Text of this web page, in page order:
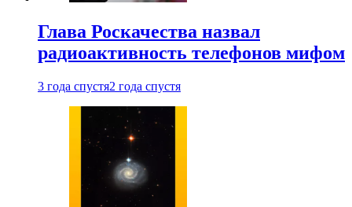
Глава Роскачества назвал
радиоактивность телефонов мифом
3 года спустя2 года спустя